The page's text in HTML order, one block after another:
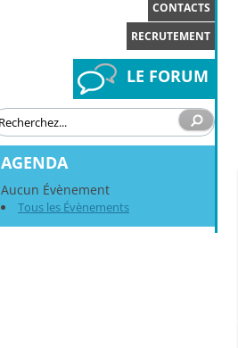
CONTACTS
RECRUTEMENT
LE FORUM
AGENDA
Aucun Évènement
Tous les Évènements